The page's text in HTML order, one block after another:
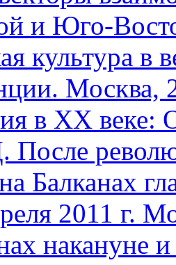
и Юго-
культура в
Москва,
в XX веке:
После
Балканах
2011 г.
накануне